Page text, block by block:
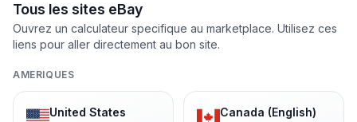
Tous les sites eBay
Ouvrez un calculateur specifique au marketplace. Utilisez ces
liens pour aller directement au bon site.
AMERIQUES
United States Canada (English)